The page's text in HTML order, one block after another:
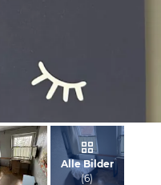
Alle Bilder
(6)